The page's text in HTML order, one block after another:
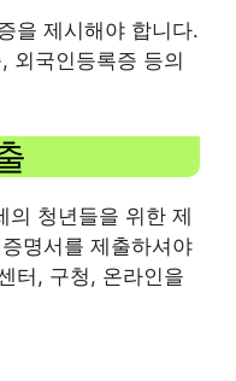
을 제시해야 합니다.
외국인등록증 등의
청년들을 위한 제
명서를 제출하셔야
터, 구청, 온라인을